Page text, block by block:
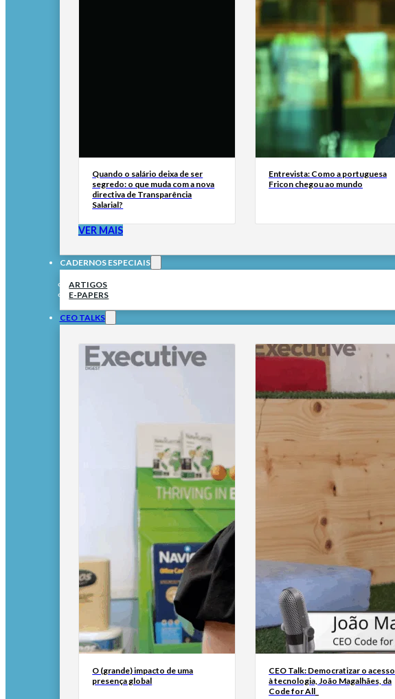
Quando o salário deixa de ser
segredo: o que muda com a nova
directiva de Transparência
Salarial?
Entrevista: Como a portuguesa
Fricon chegou ao mundo
VER MAIS
CADERNOS ESPECIAIS
ARTIGOS
E-PAPERS
CEO TALKS
O (grande) impacto de uma
presença global
CEO Talk: Democratizar o acesso
à tecnologia, João Magalhães, da
Code for All_